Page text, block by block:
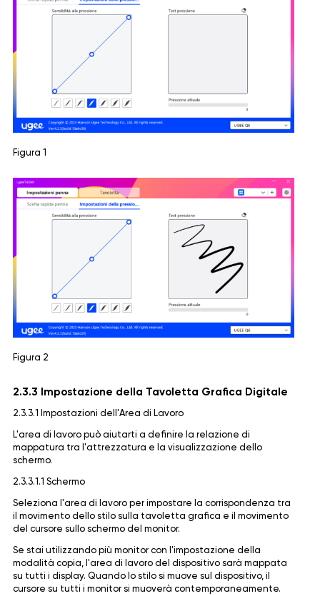
Figura 1
Figura 2
2.3.3 Impostazione della Tavoletta Grafica Digitale
2.3.3.1 Impostazioni dell'Area di Lavoro
L'area di lavoro può aiutarti a definire la relazione di
mappatura tra l'attrezzatura e la visualizzazione dello
schermo.
2.3.3.1.1 Schermo
Seleziona l'area di lavoro per impostare la corrispondenza tra
il movimento dello stilo sulla tavoletta grafica e il movimento
del cursore sullo schermo del monitor.
Se stai utilizzando più monitor con l'impostazione della
modalità copia, l'area di lavoro del dispositivo sarà mappata
su tutti i display. Quando lo stilo si muove sul dispositivo, il
cursore su tutti i monitor si muoverà contemporaneamente.